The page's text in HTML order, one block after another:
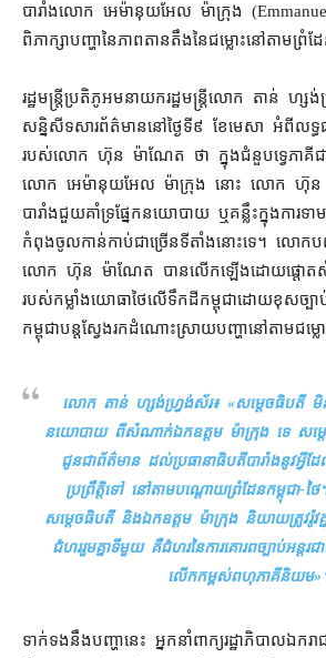
បារាំង​លោក អេម៉ានុយអែល ម៉ាក្រុង
ពិភាក្សា​បញ្ហា​នៃ​ភាព​តានតឹង​នៃ​ជម្លោះ​នៅ​តាម​ព្រំដែ
រដ្ឋមន្ត្រី​ប្រតិភូ​អម​នាយករដ្ឋមន្ត្រី​លោក តាន់ ហ្សង់ហ្
សន្និសីទ​សារព័ត៌​មាននៅ​ថ្ងៃទី​៩ ខែ​មេសា អំពី​លទ្
របស់​លោក ហ៊ុន ម៉ាណែត ថា ក្នុង​ជំនួប​ទ្វេភាគី​ជា
លោក អេម៉ានុយអែល ម៉ាក្រុង នោះ លោក ហ៊ុន
បារាំង​ជួយ​គាំទ្រ​ផ្នែក​នយោបាយ ឬ​គន្លឹះ​ក្នុង​ការ​ទា
កំពុង​ចូលកាន់​កាប់​ជាច្រើន​ទីតាំង​នោះ​ទេ​។ លោក​ប
លោក ហ៊ុន ម៉ាណែត បាន​លើកឡើង​ដោយ​ផ្ដោត​សំ
របស់​កម្លាំង​យោធា​ថៃ​លើ​ទឹកដី​កម្ពុជា​ដោយ​ខុសច្បាប់
កម្ពុជា​បន្ត​ស្វែងរក​ដំណោះស្រាយ​បញ្ហា​នៅ​តាម​ជម្
លោក តាន់ ហ្សង់ហ្វ្រង់ស័រ៖ «សម្ដេច​ធិបតី មិន
នយោបាយ ពី​សំណាក់​ឯកឧត្ដម ម៉ាក្រុង ទេ សម្ដេច​
ជូន​ជា​ព័ត៌មាន ដល់​ប្រធានាធិបតី​បារាំង​នូវ​អ្វី​
ប្រព្រឹត្តិ​ទៅ នៅ​តាម​បណ្ដោយ​ព្រំដែន​កម្ពុជា​
សម្ដេច​ធិបតី និង​ឯកឧត្ដម ម៉ា​ក្រុង និយាយ​ត្រូវរ៉ូវ​
ជំហរ​រួមគ្នា​ទីមួយ គឺ​ជំហរ​នៃ​ការគោរព​ច្បាប់​អន្តរ
លើកកម្ពស់​ពហុភាគី​និយម»
ទាក់ទង​នឹង​បញ្ហា​នេះ អ្នកនាំពាក្យ​រដ្ឋាភិបាល​ឯ